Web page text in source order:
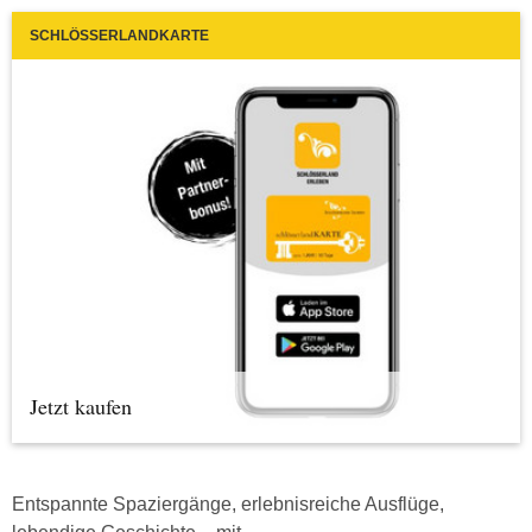
SCHLÖSSERLANDKARTE
Jetzt kaufen
Entspannte Spaziergänge, erlebnisreiche Ausflüge,